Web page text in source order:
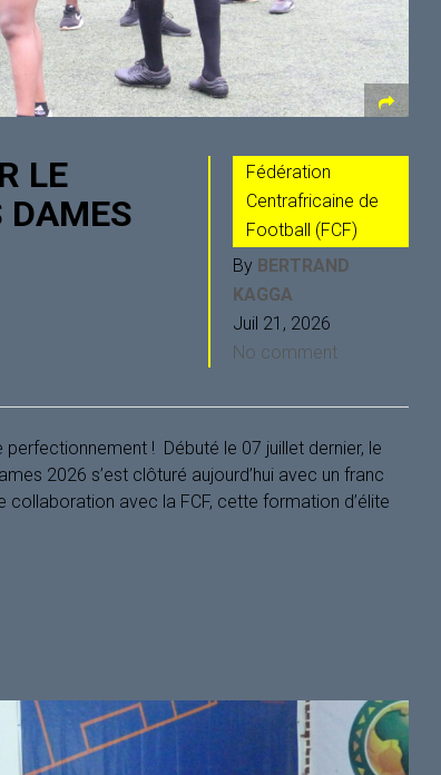
LE
DAMES
Fédération
Centrafricaine de
Football (FCF)
By BERTRAND
KAGGA
Juil 21, 2026
No comment
! ‎ ‎Débuté le 07 juillet dernier, le
2026 s’est clôturé aujourd’hui avec un franc
avec la FCF, cette formation d’élite